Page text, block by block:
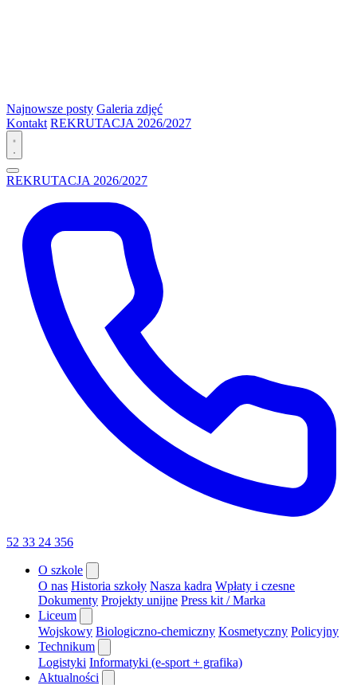
Najnowsze posty Galeria zdjęć
Kontakt REKRUTACJA 2026/2027
REKRUTACJA 2026/2027
52 33 24 356
O szkole
O nas Historia szkoły Nasza kadra Wpłaty i czesne
Dokumenty Projekty unijne Press kit / Marka
Liceum
Wojskowy Biologiczno-chemiczny Kosmetyczny Policyjny
Technikum
Logistyki Informatyki (e-sport + grafika)
Aktualności